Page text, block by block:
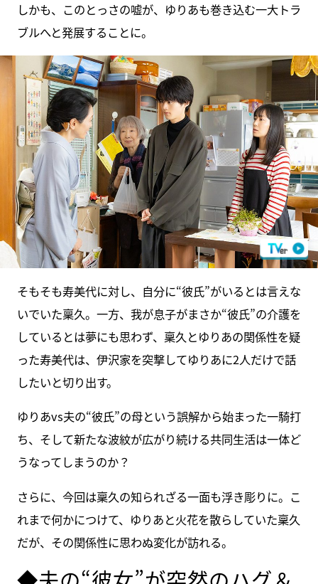
しかも、このとっさの嘘が、ゆりあも巻き込む一大トラ
ブルへと発展することに。
そもそも寿美代に対し、自分に“彼氏”がいるとは言えな
いでいた稟久。一方、我が息子がまさか“彼氏”の介護を
しているとは夢にも思わず、稟久とゆりあの関係性を疑
った寿美代は、伊沢家を突撃してゆりあに2人だけで話
したいと切り出す。
ゆりあvs夫の“彼氏”の母という誤解から始まった一騎打
ち、そして新たな波紋が広がり続ける共同生活は一体ど
うなってしまうのか？
さらに、今回は稟久の知られざる一面も浮き彫りに。こ
れまで何かにつけて、ゆりあと火花を散らしていた稟久
だが、その関係性に思わぬ変化が訪れる。